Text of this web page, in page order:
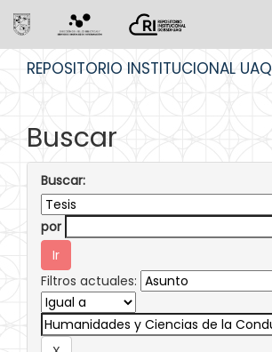
REPOSITORIO INSTITUCIONAL UAQ
Buscar
Buscar:
por
Filtros actuales: